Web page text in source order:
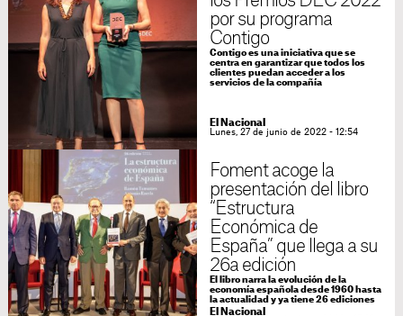
por su programa
Contigo
Contigo es una iniciativa que se
centra en garantizar que todos los
clientes puedan acceder a los
servicios de la compañía
El Nacional
Lunes, 27 de junio de 2022 - 12:54
Foment acoge la
presentación del libro
“Estructura
Económica de
España” que llega a su
26a edición
El libro narra la evolución de la
economía española desde 1960 hasta
la actualidad y ya tiene 26 ediciones
El Nacional